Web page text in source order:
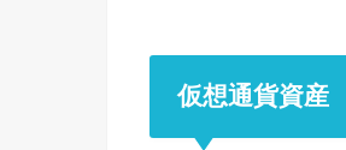
仮想通貨資産